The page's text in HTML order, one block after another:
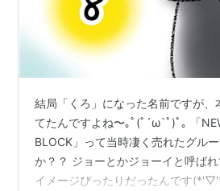
結局「くろ」になった名前ですが、
てたんですよね〜｡ﾟ(ﾟ´ω`ﾟ)ﾟ｡ 「
BLOCK」って当時凄く売れたグル
か？？ ジョーとかジョーイと呼ば
イメージぴったりだったんです